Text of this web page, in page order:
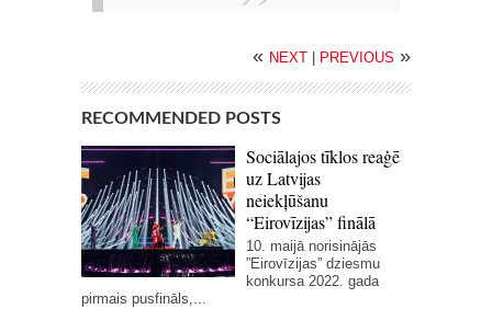
« NEXT PREVIOUS »
RECOMMENDED POSTS
Sociālajos tīklos reaģē
uz Latvijas
neiekļūšanu
“Eirovīzijas” finālā
10. maijā norisinājās
”Eirovīzijas” dziesmu
konkursa 2022. gada
pirmais pusfināls,...